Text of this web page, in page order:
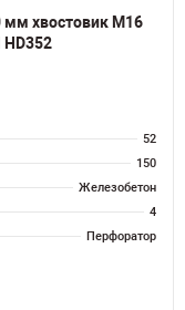
мм хвостовик M16
HD352
52
150
Железобетон
4
Перфоратор